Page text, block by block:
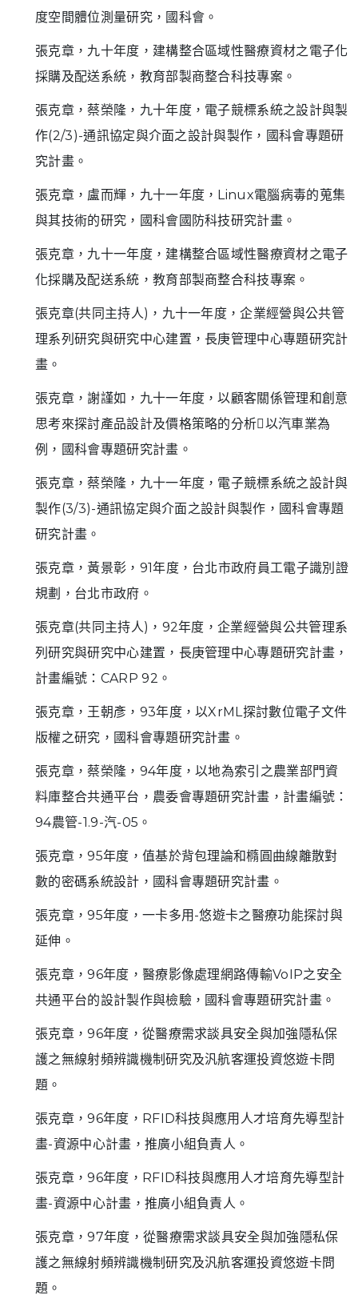
度空間體位測量研究，國科會。
張克章，九十年度，建構整合區域性醫療資材之電子化
採購及配送系統，教育部製商整合科技專案。
張克章，蔡榮隆，九十年度，電子競標系統之設計與製
作(2/3)-通訊協定與介面之設計與製作，國科會專題研
究計畫。
張克章，盧而輝，九十一年度，Linux電腦病毒的蒐集
與其技術的研究，國科會國防科技研究計畫。
張克章，九十一年度，建構整合區域性醫療資材之電子
化採購及配送系統，教育部製商整合科技專案。
張克章(共同主持人)，九十一年度，企業經營與公共管
理系列研究與研究中心建置，長庚管理中心專題研究計
畫。
張克章，謝謹如，九十一年度，以顧客關係管理和創意
思考來探討產品設計及價格策略的分析以汽車業為
例，國科會專題研究計畫。
張克章，蔡榮隆，九十一年度，電子競標系統之設計與
製作(3/3)-通訊協定與介面之設計與製作，國科會專題
研究計畫。
張克章，黃景彰，91年度，台北市政府員工電子識別證
規劃，台北市政府。
張克章(共同主持人)，92年度，企業經營與公共管理系
列研究與研究中心建置，長庚管理中心專題研究計畫，
計畫編號：CARP 92。
張克章，王朝彥，93年度，以XrML探討數位電子文件
版權之研究，國科會專題研究計畫。
張克章，蔡榮隆，94年度，以地為索引之農業部門資
料庫整合共通平台，農委會專題研究計畫，計畫編號：
94農管-1.9-汽-05。
張克章，95年度，值基於背包理論和橢圓曲線離散對
數的密碼系統設計，國科會專題研究計畫。
張克章，95年度，一卡多用-悠遊卡之醫療功能探討與
延伸。
張克章，96年度，醫療影像處理網路傳輸VoIP之安全
共通平台的設計製作與檢驗，國科會專題研究計畫。
張克章，96年度，從醫療需求談具安全與加強隱私保
護之無線射頻辨識機制研究及汎航客運投資悠遊卡問
題。
張克章，96年度，RFID科技與應用人才培育先導型計
畫-資源中心計畫，推廣小組負責人。
張克章，96年度，RFID科技與應用人才培育先導型計
畫-資源中心計畫，推廣小組負責人。
張克章，97年度，從醫療需求談具安全與加強隱私保
護之無線射頻辨識機制研究及汎航客運投資悠遊卡問
題。